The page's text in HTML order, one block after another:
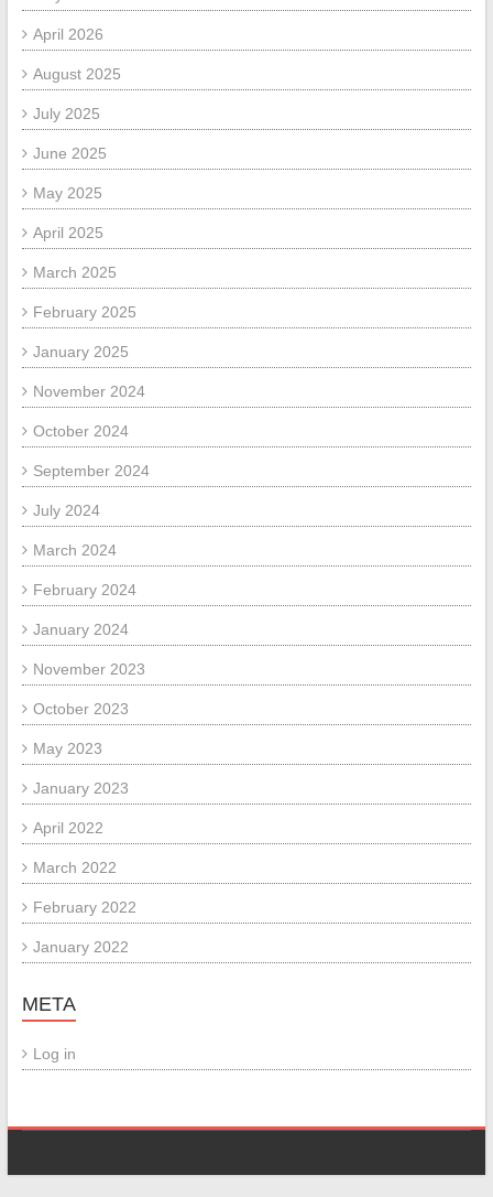
April 2026
August 2025
July 2025
June 2025
May 2025
April 2025
March 2025
February 2025
January 2025
November 2024
October 2024
September 2024
July 2024
March 2024
February 2024
January 2024
November 2023
October 2023
May 2023
January 2023
April 2022
March 2022
February 2022
January 2022
META
Log in